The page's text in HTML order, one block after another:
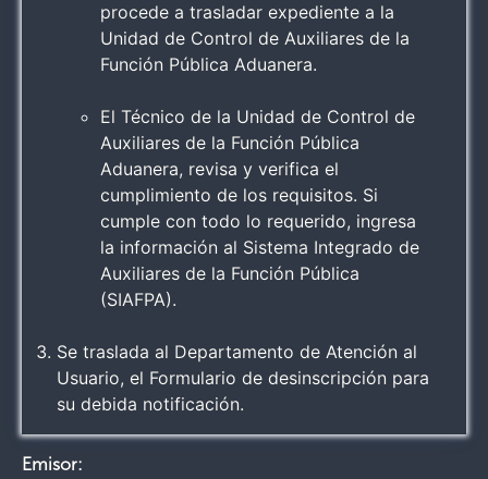
procede a trasladar expediente a la
Unidad de Control de Auxiliares de la
Función Pública Aduanera.
El Técnico de la Unidad de Control de
Auxiliares de la Función Pública
Aduanera, revisa y verifica el
cumplimiento de los requisitos. Si
cumple con todo lo requerido, ingresa
la información al Sistema Integrado de
Auxiliares de la Función Pública
(SIAFPA).
Se traslada al Departamento de Atención al
Usuario, el Formulario de desinscripción para
su debida notificación.
Emisor: